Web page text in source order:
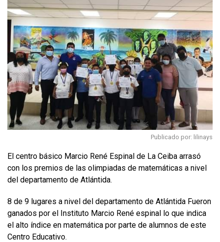
Publicado por: lilinays
El centro básico Marcio René Espinal de La Ceiba arrasó
con los premios de las olimpiadas de matemáticas a nivel
del departamento de Atlántida.
8 de 9 lugares a nivel del departamento de Atlántida Fueron
ganados por el Instituto Marcio René espinal lo que indica
el alto índice en matemática por parte de alumnos de este
Centro Educativo.